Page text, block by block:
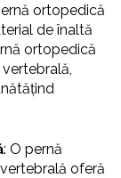
ortopedică
de înaltă
ortopedică
: O pernă
oferă